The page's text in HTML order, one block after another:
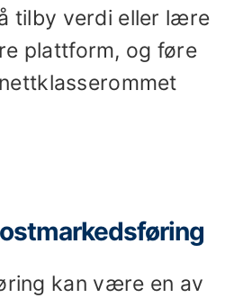
tilby verdi eller lære
plattform, og føre
kan være en av